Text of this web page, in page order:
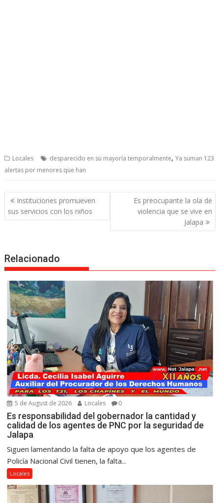
Locales desparecido en su mayoría temporalmente,Ya suman 123
alertas por menores que han
Post
navigation
Instituciones promueven
sus servicios con los niños
Es preocupante la ola de
violencia que se vive en
Jalapa
Relacionado
5 de August de 2026 Locales 0
Es responsabilidad del gobernador la cantidad y
calidad de los agentes de PNC por la seguridad de
Jalapa
Siguen lamentando la falta de apoyo que los agentes de
Policía Nacional Civil tienen, la falta...
Locales